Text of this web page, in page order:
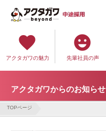
favorite
アクタガワの魅力
emoji_emotions
先輩社員の声
アクタガワからのお知らせ
TOPページ